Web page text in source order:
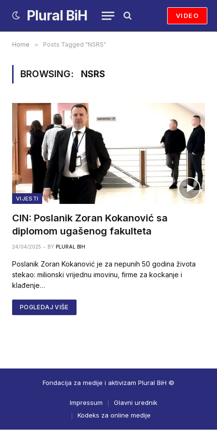
Plural BiH VIDEO
Home » Posts Tagged "NSRS"
BROWSING: NSRS
VIJESTI
CIN: Poslanik Zoran Kokanović sa
diplomom ugašenog fakulteta
24/04/2025 BY PLURAL BIH
Poslanik Zoran Kokanović je za nepunih 50 godina života
stekao: milionski vrijednu imovinu, firme za kockanje i
klađenje…
POGLEDAJ VIŠE
Fondacija za medije i aktivizam Plural BiH ©
Impressum
Glavni urednik
Kodeks za online medije